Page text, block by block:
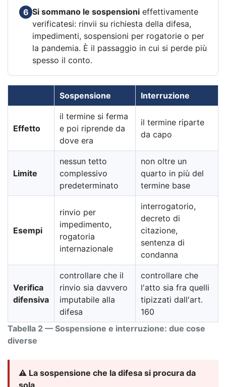
6 Si sommano le sospensioni effettivamente
verificatesi: rinvii su richiesta della difesa,
impedimenti, sospensioni per rogatorie o per
la pandemia. È il passaggio in cui si perde più
spesso il conto.
Tabella 2 — Sospensione e interruzione: due cose
diverse
Sospensione Interruzione
Effetto
il termine si ferma
e poi riprende da
dove era
il termine riparte
da capo
Limite
nessun tetto
complessivo
predeterminato
non oltre un
quarto in più del
termine base
Esempi
rinvio per
impedimento,
rogatoria
internazionale
interrogatorio,
decreto di
citazione,
sentenza di
condanna
Verifica
difensiva
controllare che il
rinvio sia davvero
imputabile alla
difesa
controllare che
l'atto sia fra quelli
tipizzati dall'art.
160
⚠️ La sospensione che la difesa si procura da
sola